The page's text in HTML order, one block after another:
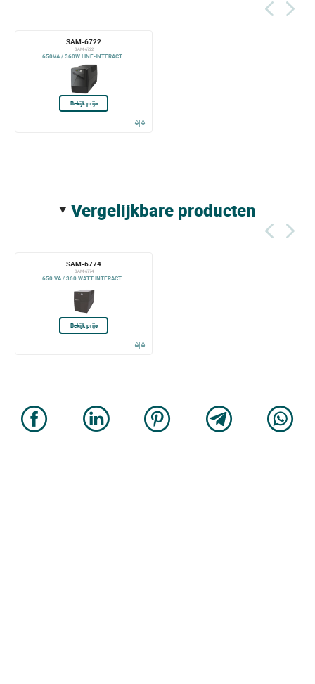
SAM-6722
SAM-6722
650VA / 360W LINE-INTERACT...
Bekijk prijs
vergelijkbare producten
SAM-6774
SAM-6774
650 VA / 360 WATT INTERACT...
Bekijk prijs